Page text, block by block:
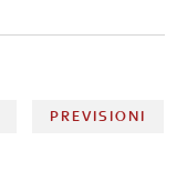
della
PREVISIONI